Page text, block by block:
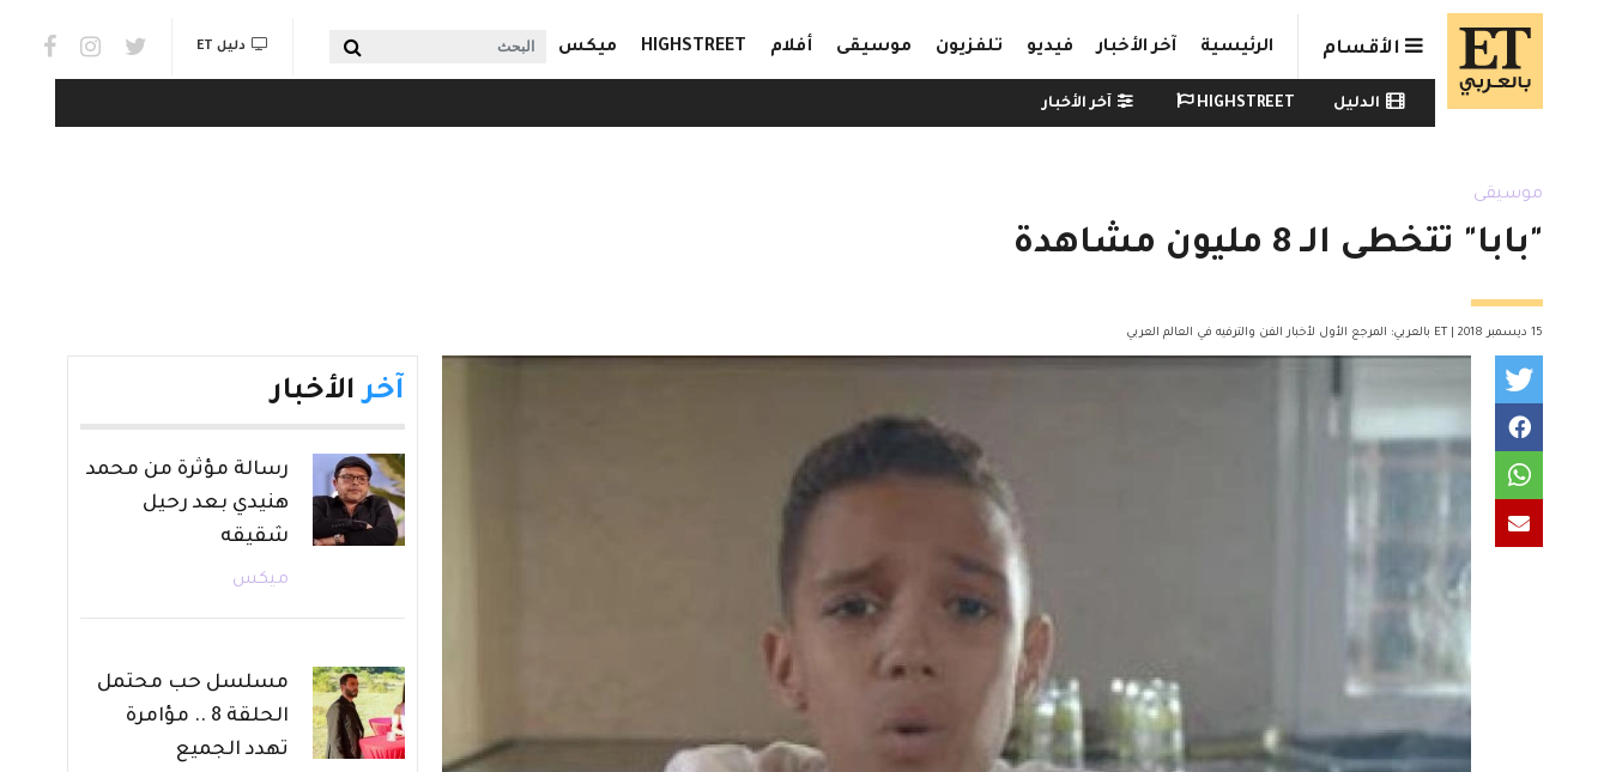
Skip to main content
الأقسام الرئيسية آخر الأخبار فيديو تلفزيون موسيقى أفلام HIGHSTREET ميكس البحث links & Watch
دليل ET
Watch menu
الدليل HIGHSTREET آخر الأخبار
موسيقى
"بابا" تتخطى الـ 8 مليون مشاهدة
15 ديسمبر 2018 | ET بالعربي: المرجع الأول لأخبار الفن والترفيه في العالم العربي
آخر الأخبار
رسالة مؤثرة من محمد
هنيدي بعد رحيل
شقيقه
ميكس
مسلسل حب محتمل
الحلقة 8 .. مؤامرة
تهدد الجميع